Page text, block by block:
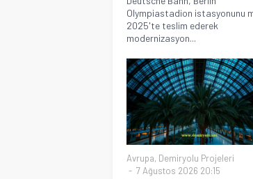
Olympiastadion istasyonunu
2025'te teslim ederek
modernizasyon...
Avrupa, Demiryolu Projeleri
7 Ağustos 2026 20:15